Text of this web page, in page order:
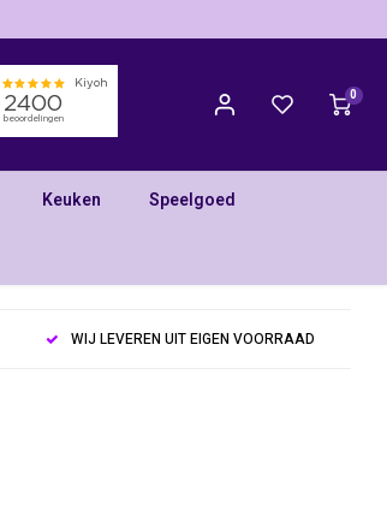
0
Keuken Speelgoed
WIJ LEVEREN UIT EIGEN VOORRAAD